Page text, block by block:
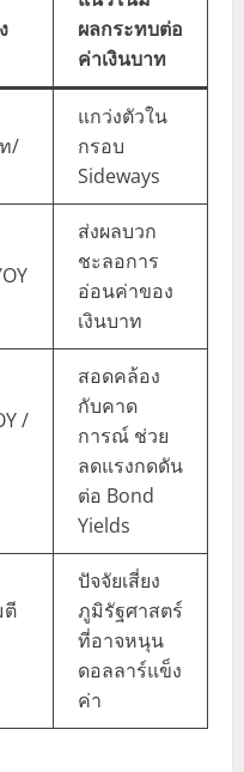
ผลกระทบต่อ
ค่าเงินบาท
/
แกว่งตัวใน
กรอบ
Sideways
ส่งผลบวก
ชะลอการ
อ่อนค่าของ
เงินบาท
/
สอดคล้อง
กับคาด
การณ์ ช่วย
ลดแรงกดดัน
ต่อ Bond
Yields
ตี
ปัจจัยเสี่ยง
ภูมิรัฐศาสตร์
ที่อาจหนุน
ดอลลาร์แข็ง
ค่า